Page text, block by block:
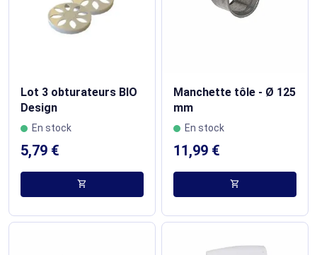
Lot 3 obturateurs BIO
Design
En stock
5,79 €
shopping_cart
Manchette tôle - Ø 125
mm
En stock
11,99 €
shopping_cart